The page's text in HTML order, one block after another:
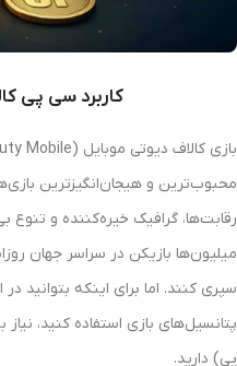
کاربرد سی پی
محبوب‌ترین و هیجان‌انگیزترین
رقابت‌ها، گرافیک خیره‌کننده و
میلیون‌ها بازیکن در سراسر جهان
سپری کنند. اما برای اینکه بتوانید
پی) دارید.